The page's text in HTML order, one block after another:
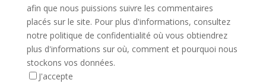
afin que nous puissions suivre les commentaires
placés sur le site. Pour plus d'informations, consultez
notre politique de confidentialité où vous obtiendrez
plus d'informations sur où, comment et pourquoi nous
stockons vos données.
J'accepte